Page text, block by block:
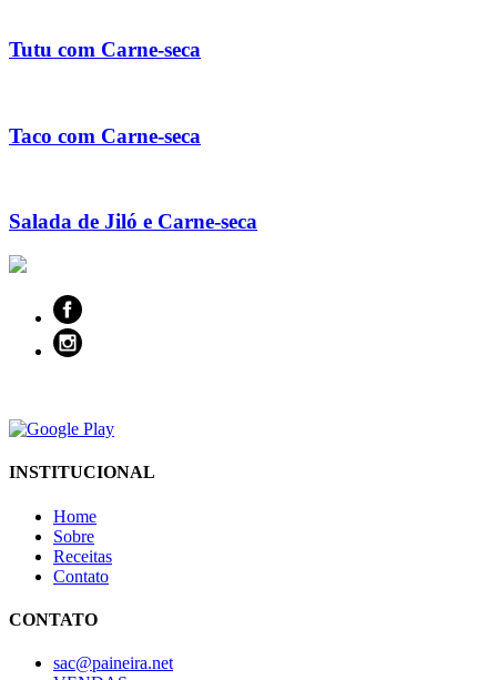
Tutu com Carne-seca
Taco com Carne-seca
Salada de Jiló e Carne-seca
INSTITUCIONAL
Home
Sobre
Receitas
Contato
CONTATO
sac@paineira.net